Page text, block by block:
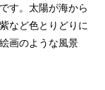
す。太陽が海から
など色とりどりに
画のような風景